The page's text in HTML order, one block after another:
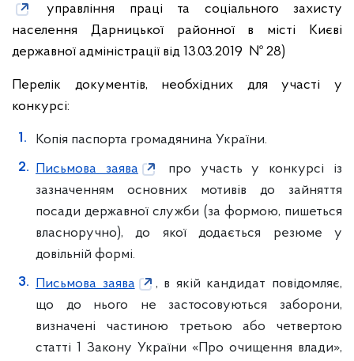
управління праці та соціального захисту
населення Дарницької районної в місті Києві
державної адміністрації від 13.03.2019 № 28)
Перелік документів, необхідних для участі у
конкурсі:
Копія паспорта громадянина України.
Письмова заява
про участь у конкурсі із
зазначенням основних мотивів до зайняття
посади державної служби (за формою, пишеться
власноручно), до якої додається резюме у
довільній формі.
Письмова заява
, в якій кандидат повідомляє,
що до нього не застосовуються заборони,
визначені частиною третьою або четвертою
статті 1 Закону України «Про очищення влади»,